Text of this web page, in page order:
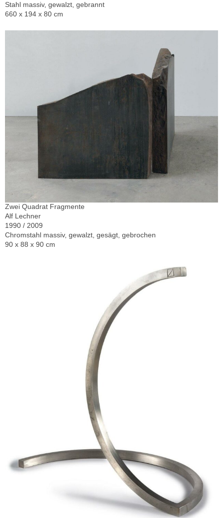
Stahl massiv, gewalzt, gebrannt
660 x 194 x 80 cm
Zwei Quadrat Fragmente
Alf Lechner
1990 / 2009
Chromstahl massiv, gewalzt, gesägt, gebrochen
90 x 88 x 90 cm